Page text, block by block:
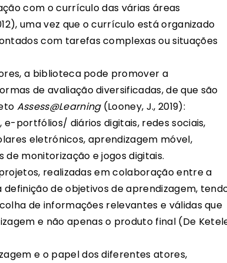
com o currículo das várias áreas
uma vez que o currículo está organizado
com tarefas complexas ou situações
a biblioteca pode promover a
de avaliação diversificadas, de que são
Assess@Learning(Looney, J., 2019):
portfólios/ diários digitais, redes sociais,
eletrónicos, aprendizagem móvel,
monitorização e jogos digitais.
realizadas em colaboração entre a
de objetivos de aprendizagem,
de informações relevantes e válidas que
e não apenas o produto final (De
e o papel dos diferentes atores,